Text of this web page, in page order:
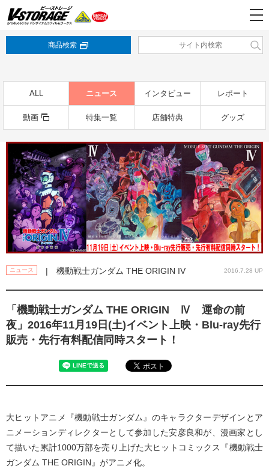
商品検索
ALL ニュース インタビュー レポート
動画 特集一覧 店舗特典 グッズ
ニュース | 機動戦士ガンダム THE ORIGIN IV 2016.7.28 UP
「機動戦士ガンダム THE ORIGIN Ⅳ 運命の前
夜」2016年11月19日(土)イベント上映・Blu-ray先行
販売・先行有料配信同時スタート！
大ヒットアニメ『機動戦士ガンダム』のキャラクターデザインとア
ニメーションディレクターとして参加した安彦良和が、漫画家とし
て描いた累計1000万部を売り上げた大ヒットコミックス『機動戦士
ガンダム THE ORIGIN』がアニメ化。